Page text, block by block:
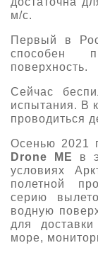
м/с.
Первый в
способен
поверхность.
Сейчас
испытания. В
проводиться
Осенью 2021
Drone ME
в
условиях
полетной
серию
водную
для
море,